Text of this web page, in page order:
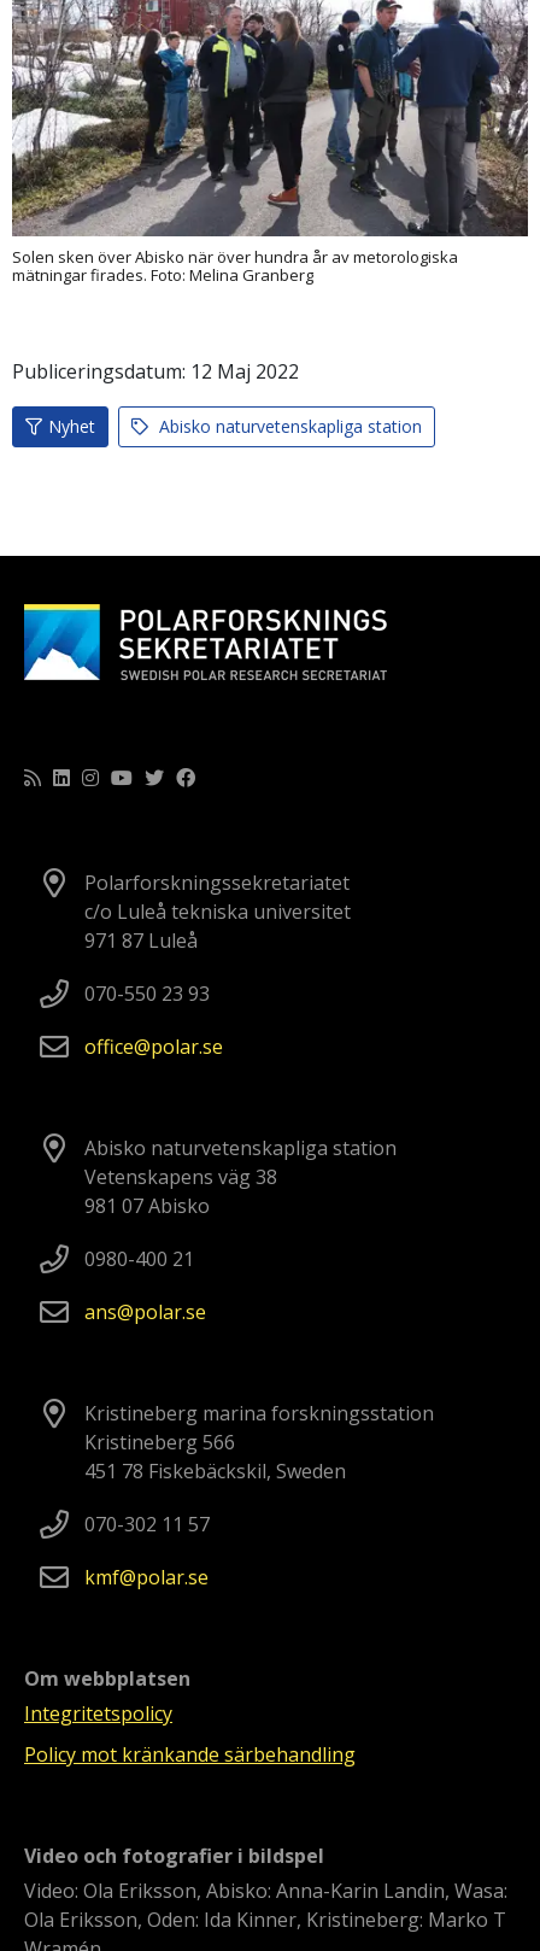
Solen sken över Abisko när över hundra år av metorologiska
mätningar firades. Foto: Melina Granberg
Publiceringsdatum: 12 Maj 2022
Nyhet Abisko naturvetenskapliga station
Polarforskningssekretariatet
c/o Luleå tekniska universitet
971 87 Luleå
070-550 23 93
office
polarse
Abisko naturvetenskapliga station
Vetenskapens väg 38
981 07 Abisko
0980-400 21
ans
polarse
Kristineberg marina forskningsstation
Kristineberg 566
451 78 Fiskebäckskil, Sweden
070-302 11 57
kmf
polarse
Om webbplatsen
Integritetspolicy
Policy mot kränkande särbehandling
Video och fotografier i bildspel
Video: Ola Eriksson, Abisko: Anna-Karin Landin, Wasa:
Ola Eriksson, Oden: Ida Kinner, Kristineberg: Marko T